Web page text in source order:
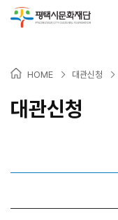
HOME > 대관신청 >
대관신청